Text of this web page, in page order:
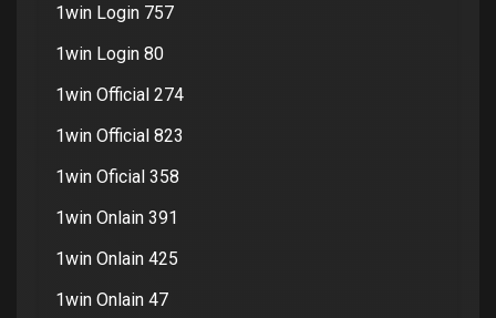
1win Login 757
1win Login 80
1win Official 274
1win Official 823
1win Oficial 358
1win Onlain 391
1win Onlain 425
1win Onlain 47